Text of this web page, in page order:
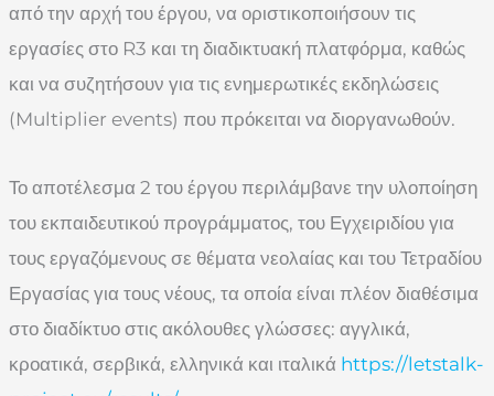
από την αρχή του έργου, να οριστικοποιήσουν τις
εργασίες στο R3 και τη διαδικτυακή πλατφόρμα, καθώς
και να συζητήσουν για τις ενημερωτικές εκδηλώσεις
(Multiplier events) που πρόκειται να διοργανωθούν.
Το αποτέλεσμα 2 του έργου περιλάμβανε την υλοποίηση
του εκπαιδευτικού προγράμματος, του Εγχειριδίου για
τους εργαζόμενους σε θέματα νεολαίας και του Τετραδίου
Εργασίας για τους νέους, τα οποία είναι πλέον διαθέσιμα
στο διαδίκτυο στις ακόλουθες γλώσσες: αγγλικά,
κροατικά, σερβικά, ελληνικά και ιταλικά https://letstalk-